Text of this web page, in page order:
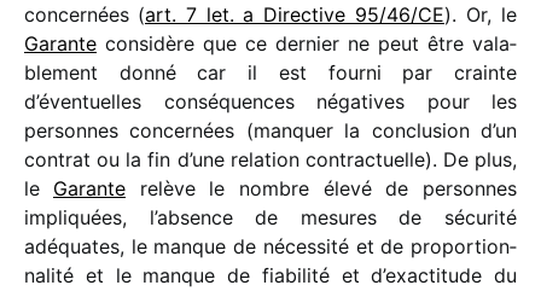
concer­nées (art. 7 let. a Directive 95/​46/​CE). Or, le
Garante consi­dère que ce dernier ne peut être vala­
ble­ment donné car il est fourni par crainte
d’éventuelles consé­quences néga­tives pour les
personnes concer­nées (manquer la conclu­sion d’un
contrat ou la fin d’une rela­tion contrac­tuelle). De plus,
le Garante relève le nombre élevé de personnes
impli­quées, l’ab­sence de mesures de sécu­rité
adéquates, le manque de néces­sité et de propor­tion­
na­lité et le manque de fiabi­lité et d’exactitude du